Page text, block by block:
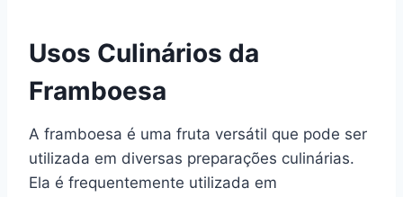
Usos Culinários da
Framboesa
A framboesa é uma fruta versátil que pode ser
utilizada em diversas preparações culinárias.
Ela é frequentemente utilizada em